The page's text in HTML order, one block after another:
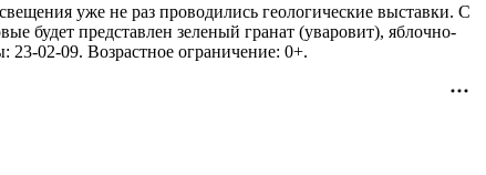
уже не раз проводились геологические выставки. С
будет представлен зеленый гранат (уваровит), яблочно-
23-02-09. Возрастное ограничение: 0+.